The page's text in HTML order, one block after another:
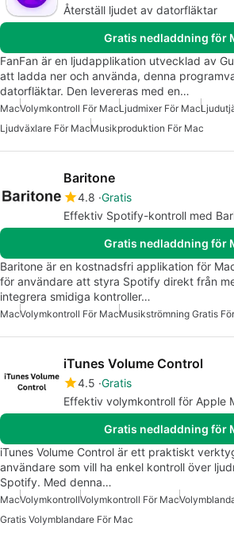
Återställ ljudet av datorfläktar
Gratis nedladdning för
FanFan är en ljudapplikation utvecklad av
att ladda ner och använda, denna
datorfläktar. Den levereras med en…
MacVolymkontroll För MacLjudmixer För Mac
Ljudväxlare För MacMusikproduktion För Mac
Baritone
4.8 Gratis
Effektiv Spotify-kontroll med
Gratis nedladdning för
Baritone är en kostnadsfri applikation för
för användare att styra Spotify direkt från
integrera smidiga kontroller…
MacVolymkontroll För MacMusikströmning Gratis
iTunes Volume Control
4.5 Gratis
Effektiv volymkontroll för Apple
Gratis nedladdning för
iTunes Volume Control är ett praktiskt
användare som vill ha enkel kontroll över
Spotify. Med denna…
MacVolymkontrollVolymkontroll För Mac
Gratis Volymblandare För Mac